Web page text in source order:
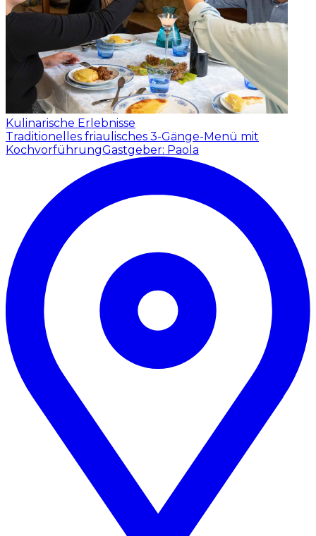
Kulinarische Erlebnisse
Traditionelles friaulisches 3-Gänge-Menü mit
KochvorführungGastgeber: Paola